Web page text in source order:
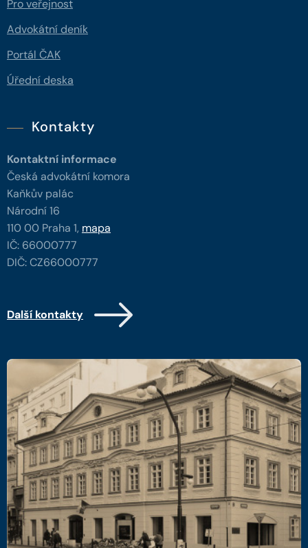
Pro veřejnost
Advokátní deník
Portál ČAK
Úřední deska
Kontakty
Kontaktní informace
Česká advokátní komora
Kaňkův palác
Národní 16
110 00 Praha 1, mapa
IČ: 66000777
DIČ: CZ66000777
Další kontakty